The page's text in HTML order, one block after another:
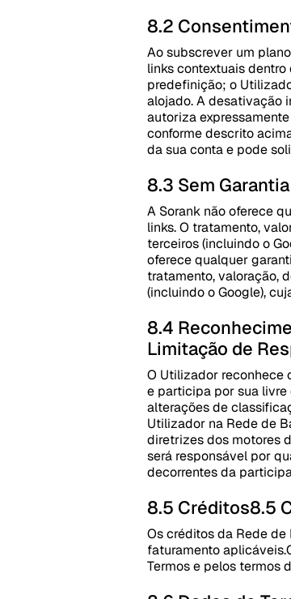
8.2
Ao subscrever um
links contextuais
predefinição; o
alojado. A desativação
autoriza
conforme descrito
da sua conta e pode
8.3 Sem
A Sorank não oferece
links. O tratamento,
terceiros (incluindo o
oferece qualquer
tratamento, valoração,
(incluindo o Google),
8.4
Limitação de
O Utilizador reconhece
e participa por sua livre
alterações de
Utilizador na Rede de
diretrizes dos motores
será responsável por
decorrentes da
8.5 Créditos8.5
Os créditos da Rede
faturamento aplicáveis.
Termos e pelos termos